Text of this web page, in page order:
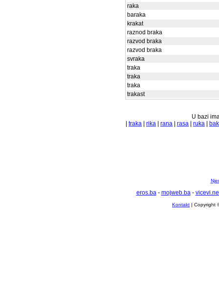
raka
baraka
krakat
raznod braka
razvod braka
razvod braka
svraka
traka
traka
traka
trakast
U bazi
traka rika rana rasa ruka
eros.ba- mojweb.ba-
Kontakt | Copyright